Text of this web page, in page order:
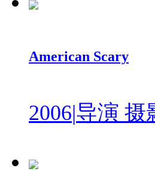
American Scary
2006|导演 摄